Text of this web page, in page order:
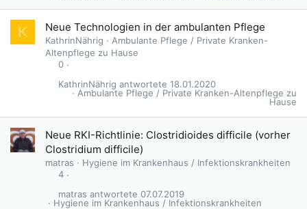
K Neue Technologien in der ambulanten Pflege
KathrinNährig
Ambulante Pflege / Private Kranken-
Altenpflege zu Hause
0
Ambulante Pflege / Private Kranken-Altenpflege zu
Hause
18.01.2020
KathrinNährig
Neue RKI-Richtlinie: Clostridioides difficile (vorher
Clostridium difficile)
matras
Hygiene im Krankenhaus / Infektionskrankheiten
4
Hygiene im Krankenhaus / Infektionskrankheiten
07.07.2019
matras